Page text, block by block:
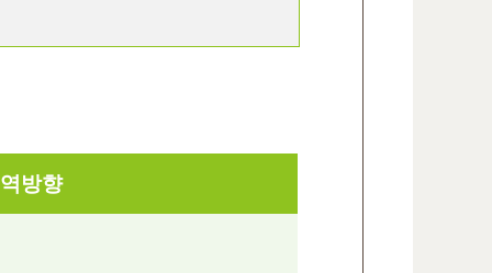
역방향